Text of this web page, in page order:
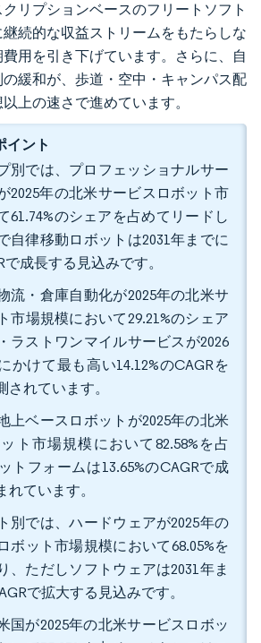
リプションベースのフリートソフト
続的な収益ストリームをもたらしな
用を引き下げています。さらに、自
緩和が、歩道・空中・キャンパス配
上の速さで進めています。
イント
別では、プロフェッショナルサー
2025年の北米サービスロボット市
61.74%のシェアを占めてリードし
自律移動ロボットは2031年までに
で成長する見込みです。
流・倉庫自動化が2025年の北米サ
市場規模において29.21%のシェア
ラストワンマイルサービスが2026
かけて最も高い14.12%のCAGRを
れています。
上ベースロボットが2025年の北米
ト市場規模において82.58%を占
トフォームは13.65%のCAGRで成
ています。
別では、ハードウェアが2025年の
ボット市場規模において68.05%を
、ただしソフトウェアは2031年ま
で拡大する見込みです。
国が2025年の北米サービスロボッ